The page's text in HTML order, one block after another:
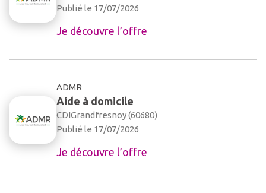
Publié le 17/07/2026
Je découvre l’offre
ADMR
Aide à domicile
CDIGrandfresnoy (60680)
Publié le 17/07/2026
Je découvre l’offre